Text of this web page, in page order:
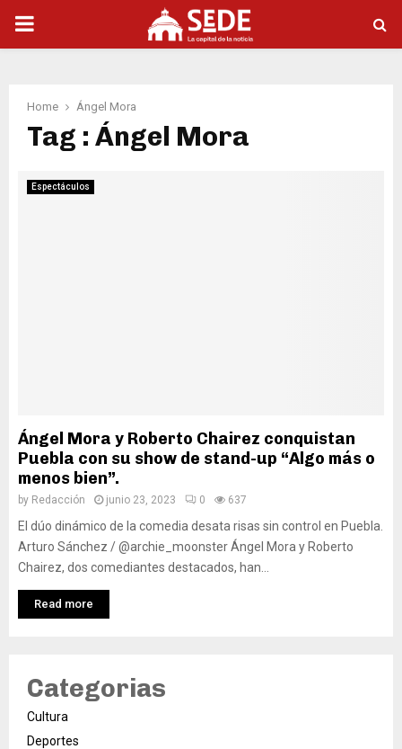
PRIMARY
Home Ángel Mora
Tag : Ángel Mora
Espectáculos
Ángel Mora y Roberto Chairez conquistan
Puebla con su show de stand-up “Algo más o
menos bien”.
by Redacción junio 23, 2023 0 637
El dúo dinámico de la comedia desata risas sin control en Puebla.
Arturo Sánchez / @archie_moonster Ángel Mora y Roberto
Chairez, dos comediantes destacados, han...
Read more
Categorias
Cultura
Deportes